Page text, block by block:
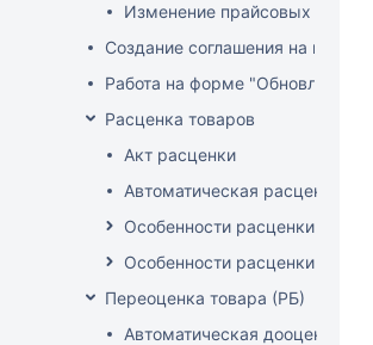
Изменение прайсовых цен
Создание соглашения на
Работа на форме "Обновление
Расценка товаров
Акт расценки
Автоматическая расценка
Особенности расценки в РБ
Особенности расценки РФ
Переоценка товара (РБ)
Автоматическая дооценка